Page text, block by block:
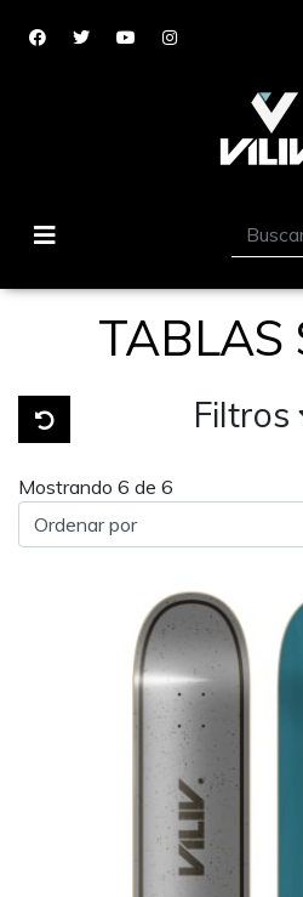
TABLAS
Filtros
Mostrando 6 de 6